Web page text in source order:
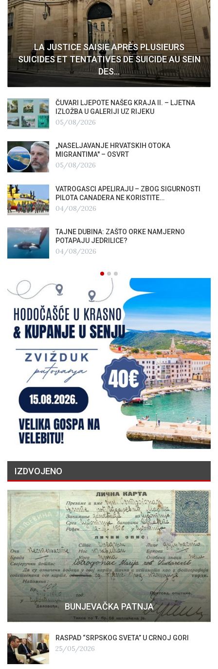
LA JUSTICE SAISIE APRÈS PLUSIEURS
SUICIDES ET TENTATIVES DE SUICIDE AU SEIN
DES…
ČUVARI LJEPOTE NAŠEG KRAJA II. – LJETNA
IZLOŽBA U GALERIJI UZ RIJEKU
05/08/2026
„NASELJAVANJE HRVATSKIH OTOKA
MIGRANTIMA″ – OSVRT
05/08/2026
VATROGASCI APELIRAJU – ZBOG SIGURNOSTI
PILOTA CANADERA NE KORISTITE…
04/08/2026
TAJNE DUBINA: ZAŠTO ORKE NAMJERNO
POTAPAJU JEDRILICE?
04/08/2026
IZDVOJENO
BUNJEVAČKA PATNJA
RASPAD “SRPSKOG SVETA” U CRNOJ GORI
25/05/2026